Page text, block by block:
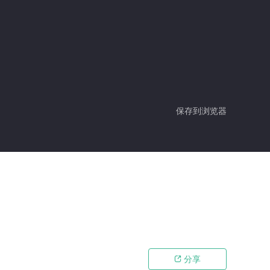
保存到浏览器
 分享